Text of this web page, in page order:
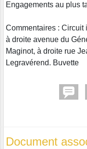
Engagements au plus
Commentaires : Circuit
à droite avenue du
Maginot, à droite rue
Legravérend. Buvette
Document